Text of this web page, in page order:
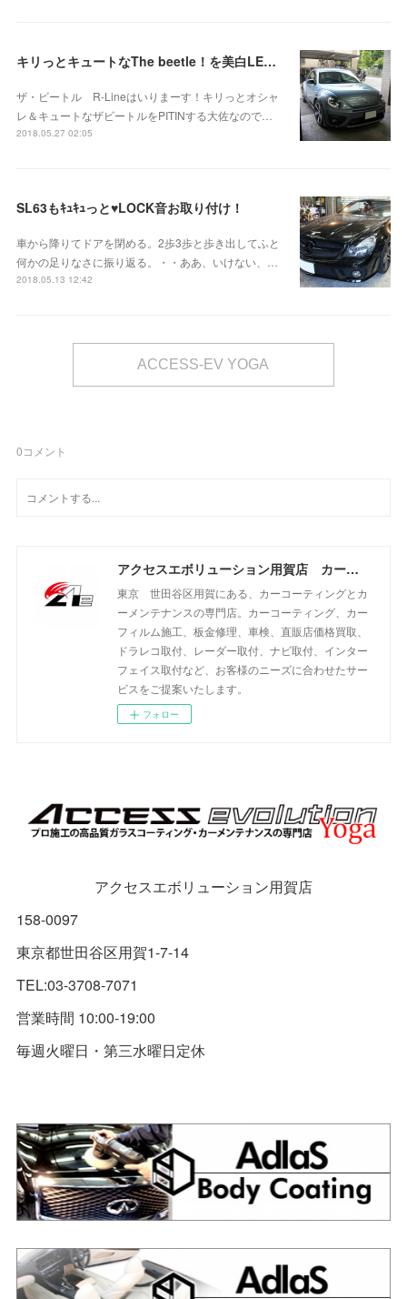
キリっとキュートなThe beetle！を美白LED☆
ザ・ビートル R-Lineはいりまーす！キリっとオシャ
レ＆キュートなザビートルをPITINする大佐なので…
2018.05.27 02:05
SL63もｷｭｷｭっと♥LOCK音お取り付け！
車から降りてドアを閉める。2歩3歩と歩き出してふと
何かの足りなさに振り返る。・・ああ、いけない、…
2018.05.13 12:42
ACCESS-EV YOGA
0コメント
アクセスエボリューション用賀店 カーコーティング・カーメンテナンスの専門店
東京 世田谷区用賀にある、カーコーティングとカ
ーメンテナンスの専門店。カーコーティング、カー
フィルム施工、板金修理、車検、直販店価格買取、
ドラレコ取付、レーダー取付、ナビ取付、インター
フェイス取付など、お客様のニーズに合わせたサー
ビスをご提案いたします。
フォロー
アクセスエボリューション用賀店
158-0097
東京都世田谷区用賀1-7-14
TEL:03-3708-7071
営業時間 10:00-19:00
毎週火曜日・第三水曜日定休